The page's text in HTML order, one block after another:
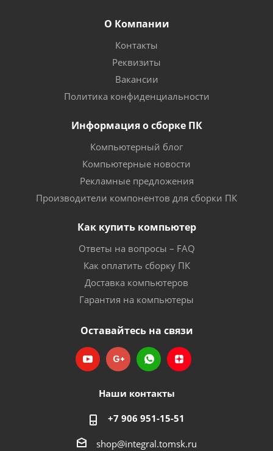
О Компании
Контакты
Реквизиты
Вакансии
Политика конфиденциальности
Информация о сборке ПК
Компьютерный блог
Компьютерные новости
Рекламные предложения
Производители компонентов для сборки ПК
Как купить компьютер
Ответы на вопросы – FAQ
Как оплатить сборку ПК
Доставка компьютеров
Гарантия на компьютеры
Оставайтесь на связи
Наши контакты
+7 906 951-15-51
shop@integral.tomsk.ru